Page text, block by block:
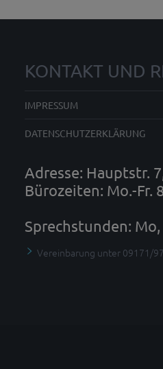
KONTAKT UND
IMPRESSUM
DATENSCHUTZERKLÄRUNG
Adresse: Hauptstr.
Bürozeiten: Mo.-Fr.
Sprechstunden: Mo,
Vereinbarung unter 09171/